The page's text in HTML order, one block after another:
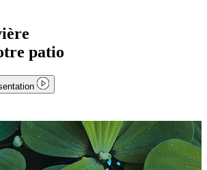
terrasse